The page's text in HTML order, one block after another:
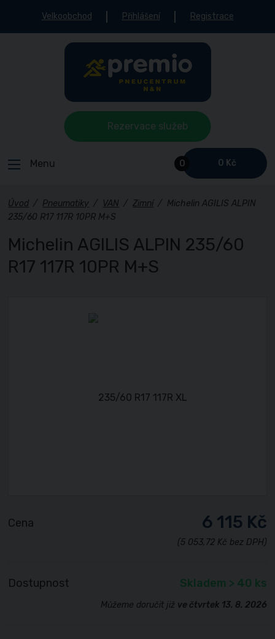
Velkoobchod Přihlášení Registrace
0 0 Kč
Menu
Rezervace služeb
Úvod / Pneumatiky / VAN / Zimní / Michelin AGILIS ALPIN
235/60 R17 117R 10PR M+S
Michelin AGILIS ALPIN 235/60
R17 117R 10PR M+S
Cena 6 115 Kč
(5 053,72 Kč bez DPH)
Dostupnost Skladem > 40 ks
Můžeme doručit již ve čtvrtek 13. 8. 2026